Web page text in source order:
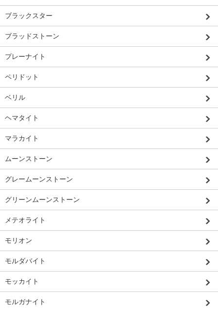
ブラックスター
ブラッドストーン
プレーナイト
ペリドット
ベリル
ヘマタイト
マラカイト
ムーンストーン
グレームーンストーン
グリーンムーンストーン
メテオライト
モリオン
モルダバイト
モッカイト
モルガナイト